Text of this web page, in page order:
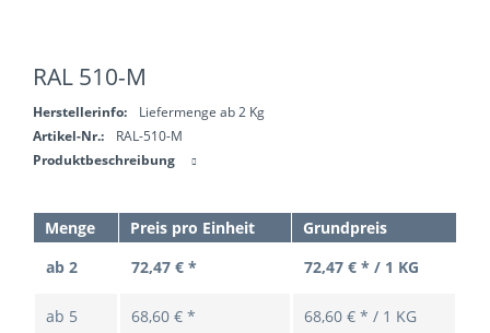
RAL 510-M
Herstellerinfo:
Liefermenge ab 2 Kg
Artikel-Nr.:
RAL-510-M
Produktbeschreibung
Menge Preis pro Einheit
Grundpreis
ab 2
72,47 € * 72,47 € * / 1 KG
ab 5 68,60 € * 68,60 € * / 1 KG